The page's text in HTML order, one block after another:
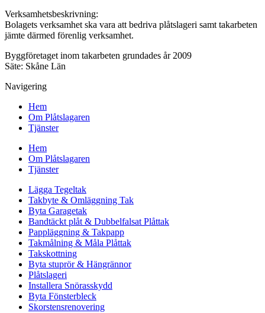
Verksamhetsbeskrivning:
Bolagets verksamhet ska vara att bedriva plåtslageri samt takarbeten
jämte därmed förenlig verksamhet.
Byggföretaget inom takarbeten grundades år 2009
Säte: Skåne Län
Navigering
Hem
Om Plåtslagaren
Tjänster
Hem
Om Plåtslagaren
Tjänster
Lägga Tegeltak
Takbyte & Omläggning Tak
Byta Garagetak
Bandtäckt plåt & Dubbelfalsat Plåttak
Pappläggning & Takpapp
Takmålning & Måla Plåttak
Takskottning
Byta stuprör & Hängrännor
Plåtslageri
Installera Snörasskydd
Byta Fönsterbleck
Skorstensrenovering